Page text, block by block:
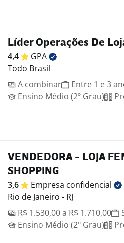
Líder Operações De
4,4
GPA
Todo Brasil
A combinar
Entre 1 e 3
Ensino Médio (2º Grau)
VENDEDORA - LOJA
SHOPPING
3,6 Empresa confidencial
Rio de Janeiro - RJ
R$ 1.530,00 a R$ 1.710,00
Ensino Médio (2º Grau)